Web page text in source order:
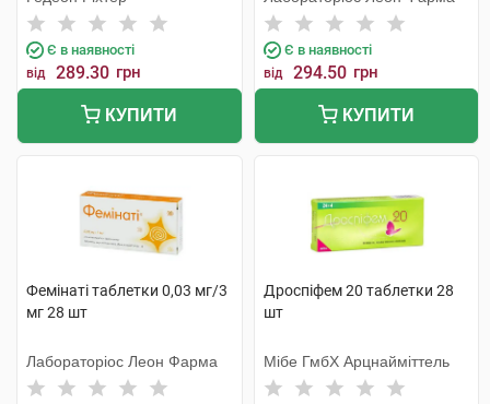
Є в наявності
від 289.30 грн
КУПИТИ
Є в наявності
від 294.50 грн
КУПИТИ
Фемінаті таблетки 0,03 мг/3
мг 28 шт
Лабораторіос Леон Фарма
Дроспіфем 20 таблетки 28
шт
Мібе ГмбХ Арцнайміттель